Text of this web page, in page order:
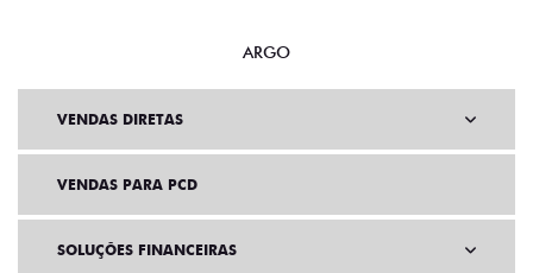
ARGO
VENDAS DIRETAS
VENDAS PARA PCD
SOLUÇÕES FINANCEIRAS